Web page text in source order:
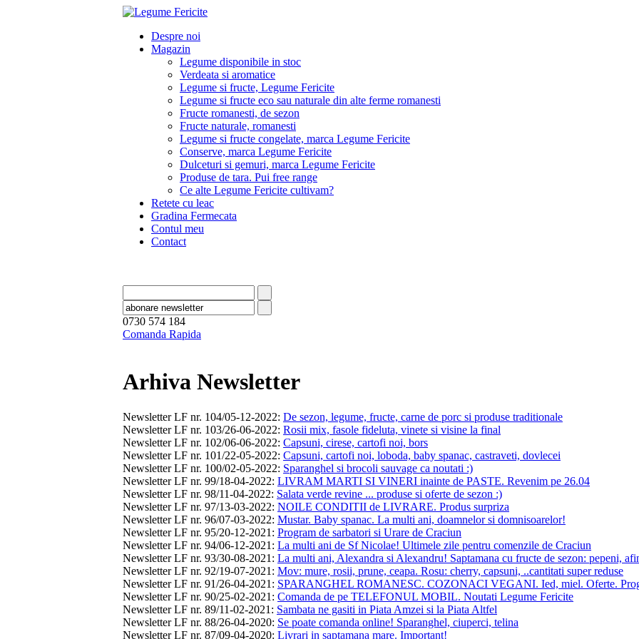
Despre noi
Magazin
Legume disponibile in stoc
Verdeata si aromatice
Legume si fructe, Legume Fericite
Legume si fructe eco sau naturale din alte ferme romanesti
Fructe romanesti, de sezon
Fructe naturale, romanesti
Legume si fructe congelate, marca Legume Fericite
Conserve, marca Legume Fericite
Dulceturi si gemuri, marca Legume Fericite
Produse de tara. Pui free range
Ce alte Legume Fericite cultivam?
Retete cu leac
Gradina Fermecata
Contul meu
Contact
0730 574 184
Comanda Rapida
Arhiva Newsletter
Newsletter LF nr. 104/05-12-2022: De sezon, legume, fructe, carne de porc si produse traditionale
Newsletter LF nr. 103/26-06-2022: Rosii mix, fasole fideluta, vinete si visine la final
Newsletter LF nr. 102/06-06-2022: Capsuni, cirese, cartofi noi, bors
Newsletter LF nr. 101/22-05-2022: Capsuni, cartofi noi, loboda, baby spanac, castraveti, dovlecei
Newsletter LF nr. 100/02-05-2022: Sparanghel si brocoli sauvage ca noutati :)
Newsletter LF nr. 99/18-04-2022: LIVRAM MARTI SI VINERI inainte de PASTE. Revenim pe 26.04
Newsletter LF nr. 98/11-04-2022: Salata verde revine ... produse si oferte de sezon :)
Newsletter LF nr. 97/13-03-2022: NOILE CONDITII de LIVRARE. Produs surpriza
Newsletter LF nr. 96/07-03-2022: Mustar. Baby spanac. La multi ani, doamnelor si domnisoarelor!
Newsletter LF nr. 95/20-12-2021 : Program de sarbatori si Urare de Craciun
Newsletter LF nr. 94/06-12-2021 : La multi ani de Sf Nicolae! Ultimele zile pentru comenzile de Craciun
Newsletter LF nr. 93/30-08-2021 : La multi ani, Alexandra si Alexandru! Saptamana cu fructe de sezon: pepeni,
Newsletter LF nr. 92/19-07-2021 : Mov: mure, rosii, prune, ceapa. Rosu: cherry, capsuni, ..cantitati super reduse
Newsletter LF nr. 91/26-04-2021 : SPARANGHEL ROMANESC. COZONACI VEGANI. Ied, miel. Oferte.
Newsletter LF nr. 90/25-02-2021 : Comanda de pe TELEFONUL MOBIL. Noutati Legume Fericite
Newsletter LF nr. 89/11-02-2021 : Sambata ne gasiti in Piata Amzei si la Piata Altfel
Newsletter LF nr. 88/26-04-2020: Se poate comanda online! Sparanghel, ciuperci, telina
Newsletter LF nr. 87/09-04-2020: Livrari in saptamana mare. Important!